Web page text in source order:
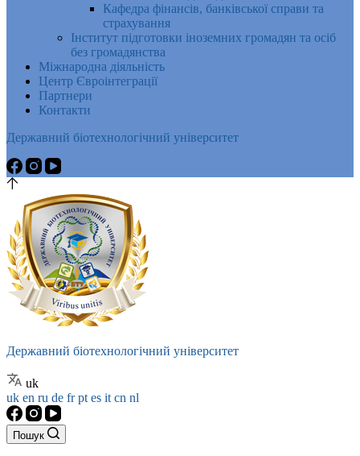
Кафедра фінансів, банківської справи та
страхування
Інститут підготовки іноземних громадян та осіб
без громадянства
Міжнародна діяльність
Центр Євроінтеграції
Партнери
Контакти
Державний біотехнологічний університет
Державний біотехнологічний університет
uk
uk en ru de frpt es it cn nl
Пошук